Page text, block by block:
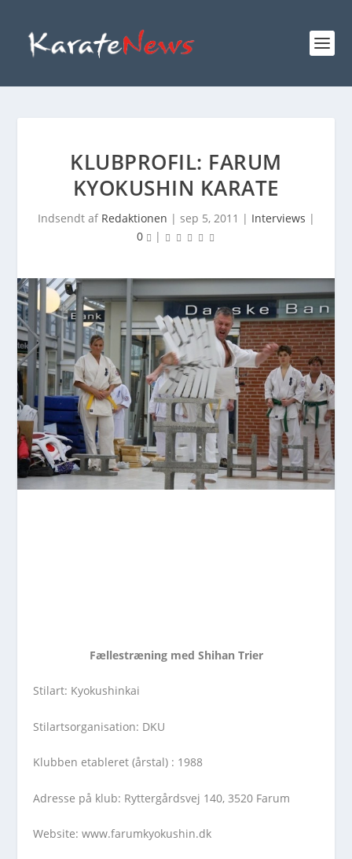
KLUBPROFIL: FARUM
KYOKUSHIN KARATE
Indsendt af Redaktionen | sep 5, 2011 | Interviews |
0
|
Fællestræning med Shihan Trier
Stilart: Kyokushinkai
Stilartsorganisation: DKU
Klubben etableret (årstal) : 1988
Adresse på klub: Ryttergårdsvej 140, 3520 Farum
Website: www.farumkyokushin.dk